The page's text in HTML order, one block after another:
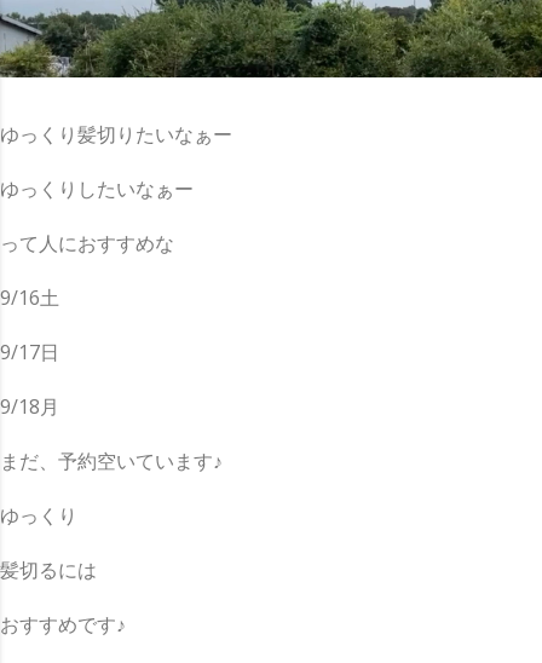
ゆっくり髪切りたいなぁー
ゆっくりしたいなぁー
って人におすすめな
9/16土
9/17日
9/18月
まだ、予約空いています♪
ゆっくり
髪切るには
おすすめです♪